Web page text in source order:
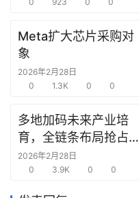
投
之
窗
机
链
合
Meta扩大芯片采购对
象
2026年2月28日
0
1.3K 0 0
多地加码未来产业培
育，全链条布局抢占新
赛道先机
2026年2月28日
0
3.9K 0 0